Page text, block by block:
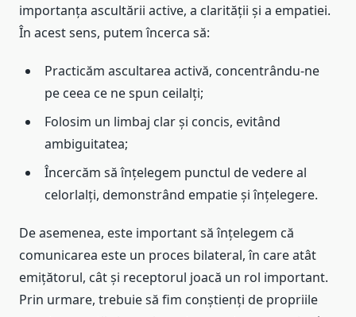
importanța ascultării active, a clarității și a empatiei.
În acest sens, putem încerca să:
Practicăm ascultarea activă, concentrându-ne
pe ceea ce ne spun ceilalți;
Folosim un limbaj clar și concis, evitând
ambiguitatea;
Încercăm să înțelegem punctul de vedere al
celorlalți, demonstrând empatie și înțelegere.
De asemenea, este important să înțelegem că
comunicarea este un proces bilateral, în care atât
emițătorul, cât și receptorul joacă un rol important.
Prin urmare, trebuie să fim conștienți de propriile